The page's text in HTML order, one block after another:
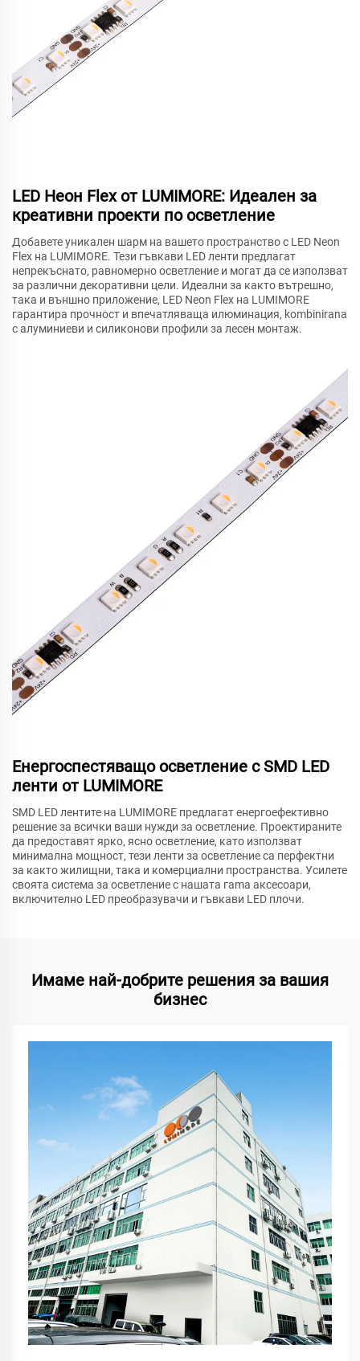
LED Неон Flex от LUMIMORE: Идеален за
креативни проекти по осветление
Добавете уникален шарм на вашето пространство с LED Neon
Flex на LUMIMORE. Тези гъвкави LED ленти предлагат
непрекъснато, равномерно осветление и могат да се използват
за различни декоративни цели. Идеални за както вътрешно,
така и външно приложение, LED Neon Flex на LUMIMORE
гарантира прочност и впечатляваща илюминация, kombinirana
с алуминиеви и силиконови профили за лесен монтаж.
Енергоспестяващо осветление с SMD LED
ленти от LUMIMORE
SMD LED лентите на LUMIMORE предлагат енергоефективно
решение за всички ваши нужди за осветление. Проектираните
да предоставят ярко, ясно осветление, като използват
минимална мощност, тези ленти за осветление са перфектни
за както жилищни, така и комерциални пространства. Усилете
своята система за осветление с нашата гama аксесоари,
включително LED преобразувачи и гъвкави LED плочи.
Имаме най-добрите решения за вашия
бизнес